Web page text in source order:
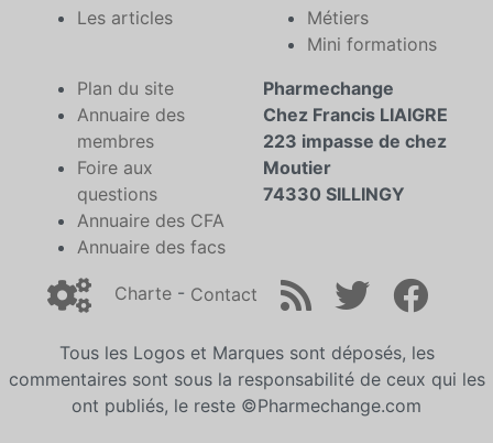
Les articles
Métiers
Mini formations
Plan du site
Annuaire des
membres
Foire aux
questions
Annuaire des CFA
Annuaire des facs
Pharmechange
Chez Francis LIAIGRE
223 impasse de chez
Moutier
74330 SILLINGY
Charte - Contact
Tous les Logos et Marques sont déposés, les
commentaires sont sous la responsabilité de ceux qui les
ont publiés, le reste ©Pharmechange.com